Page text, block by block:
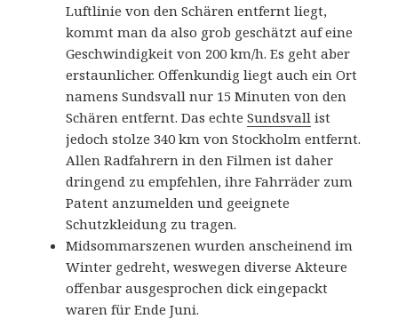
Luftlinie von den Schären entfernt liegt,
kommt man da also grob geschätzt auf eine
Geschwindigkeit von 200 km/h. Es geht aber
erstaunlicher. Offenkundig liegt auch ein Ort
namens Sundsvall nur 15 Minuten von den
Schären entfernt. Das echteSundsvall ist
jedoch stolze 340 km von Stockholm entfernt.
Allen Radfahrern in den Filmen ist daher
dringend zu empfehlen, ihre Fahrräder zum
Patent anzumelden und geeignete
Schutzkleidung zu tragen.
Midsommarszenen wurden anscheinend im
Winter gedreht, weswegen diverse Akteure
offenbar ausgesprochen dick eingepackt
waren für Ende Juni.